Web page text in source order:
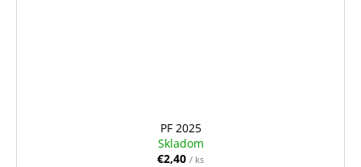
PF 2025
Skladom
€2,40 / ks